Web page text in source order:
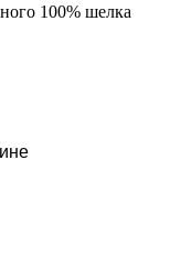
100% шелка